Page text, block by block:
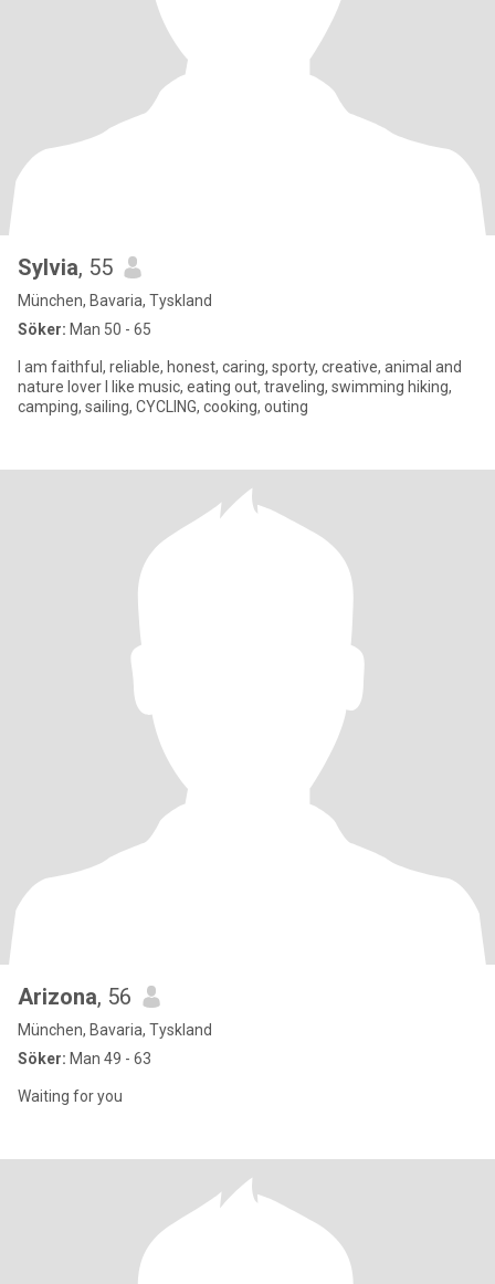
Sylvia, 55
München, Bavaria, Tyskland
Söker: Man 50 - 65
I am faithful, reliable, honest, caring, sporty, creative, animal and
nature lover I like music, eating out, traveling, swimming hiking,
camping, sailing, CYCLING, cooking, outing
Arizona, 56
München, Bavaria, Tyskland
Söker: Man 49 - 63
Waiting for you